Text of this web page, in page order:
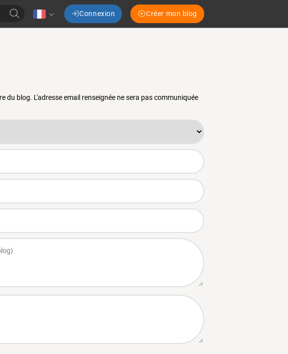
Connexion Créer mon blog
du blog. L'adresse email renseignée ne sera pas communiquée